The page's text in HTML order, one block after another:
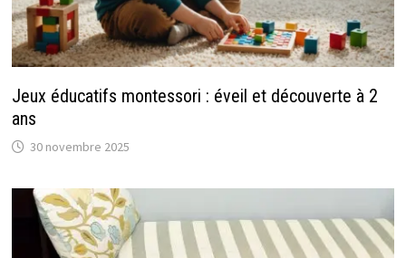
Jeux éducatifs montessori : éveil et découverte à 2
ans
30 novembre 2025